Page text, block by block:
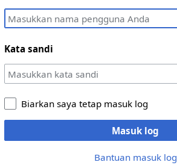
Kata sandi
Biarkan saya tetap masuk log
Masuk log
Bantuan masuk log